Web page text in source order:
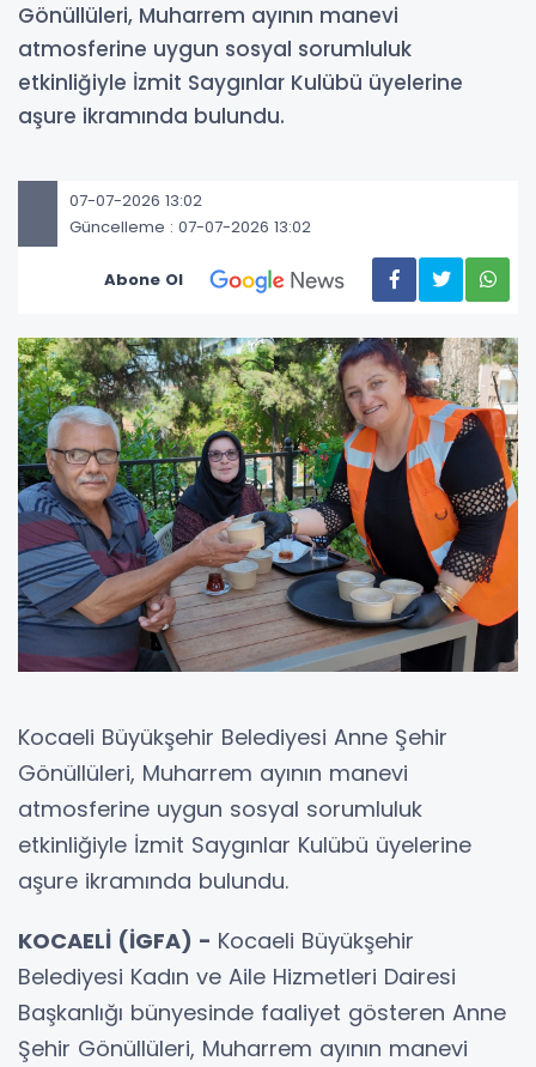
Gönüllüleri, Muharrem ayının manevi
atmosferine uygun sosyal sorumluluk
etkinliğiyle İzmit Saygınlar Kulübü üyelerine
aşure ikramında bulundu.
07-07-2026 13:02
Güncelleme : 07-07-2026 13:02
Abone Ol
Kocaeli Büyükşehir Belediyesi Anne Şehir
Gönüllüleri, Muharrem ayının manevi
atmosferine uygun sosyal sorumluluk
etkinliğiyle İzmit Saygınlar Kulübü üyelerine
aşure ikramında bulundu.
KOCAELİ (İGFA) - Kocaeli Büyükşehir
Belediyesi Kadın ve Aile Hizmetleri Dairesi
Başkanlığı bünyesinde faaliyet gösteren Anne
Şehir Gönüllüleri, Muharrem ayının manevi